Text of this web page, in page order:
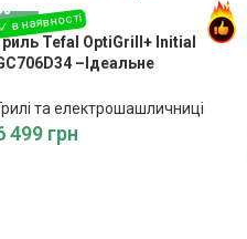
Tefal OptiGrill+ Initial
–Ідеальне
та електрошашличниці
499 грн